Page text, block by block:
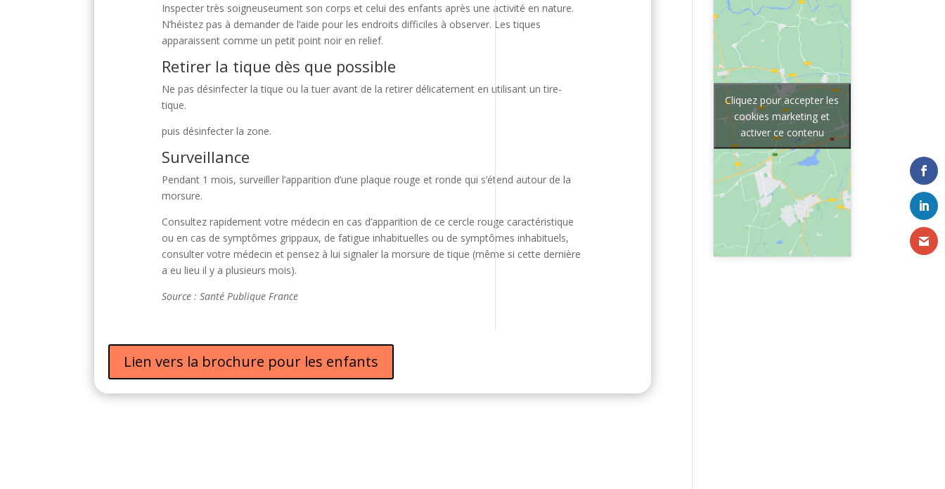
Inspecter très soigneuseument son corps et celui des enfants après une activité en nature.
N’héistez pas à demander de l’aide pour les endroits difficiles à observer. Les tiques
apparaissent comme un petit point noir en relief.
Retirer la tique dès que possible
Ne pas désinfecter la tique ou la tuer avant de la retirer délicatement en utilisant un tire-
tique.
puis désinfecter la zone.
Surveillance
Pendant 1 mois, surveiller l’apparition d’une plaque rouge et ronde qui s’étend autour de la
morsure.
Consultez rapidement votre médecin en cas d’apparition de ce cercle rouge caractéristique
ou en cas de symptômes grippaux, de fatigue inhabituelles ou de symptômes inhabituels,
consulter votre médecin et pensez à lui signaler la morsure de tique (même si cette dernière
a eu lieu il y a plusieurs mois).
Source : Santé Publique France
Lien vers la brochure pour les enfants
Cliquez pour accepter les
cookies marketing et
activer ce contenu